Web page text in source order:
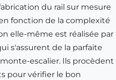
du rail sur mesure
fonction de la complexité
elle-même est réalisée par
s'assurent de la parfaite
escalier. Ils procèdent
pour vérifier le bon